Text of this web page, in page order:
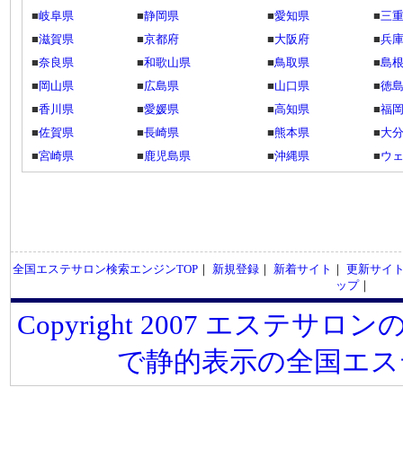
■岐阜県 ■静岡県 ■愛知県 ■三
■滋賀県 ■京都府 ■大阪府 ■兵
■奈良県 ■和歌山県 ■鳥取県 ■島
■ 岡山県 ■広島県 ■山口県 ■徳
■香川県 ■愛媛県 ■高知県 ■福
■佐賀県 ■長崎県 ■熊本県 ■大
■宮崎県 ■鹿児島県 ■沖縄県 ■ウ
全国エステサロン検索エンジンTOP｜ 新規登録｜ 新着サイト ｜ 更新サイ
ップ｜
Copyright 2007 エステサロン
で静的表示の全国エ